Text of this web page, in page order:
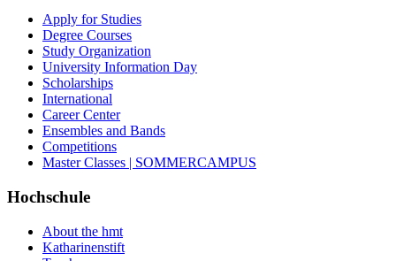
Apply for Studies
Degree Courses
Study Organization
University Information Day
Scholarships
International
Career Center
Ensembles and Bands
Competitions
Master Classes | SOMMERCAMPUS
Hochschule
About the hmt
Katharinenstift